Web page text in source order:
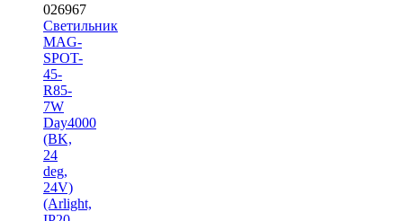
026967
Светильник
MAG-
SPOT-
45-
R85-
7W
Day4000
(BK,
24
deg,
24V)
(Arlight,